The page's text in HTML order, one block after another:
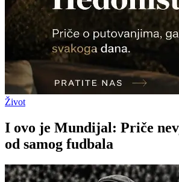
Život
I ovo je Mundijal: Priče
od samog fudbala